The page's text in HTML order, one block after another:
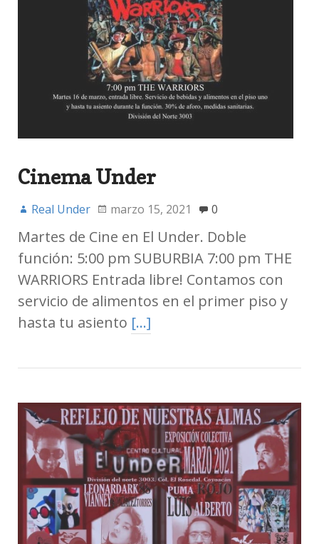
Cinema Under
Real Under marzo 15, 2021 0
Martes de Cine en El Under. Doble
función: 5:00 pm SUBURBIA 7:00 pm THE
WARRIORS Entrada libre! Contamos con
servicio de alimentos en el primer piso y
hasta tu asiento […]